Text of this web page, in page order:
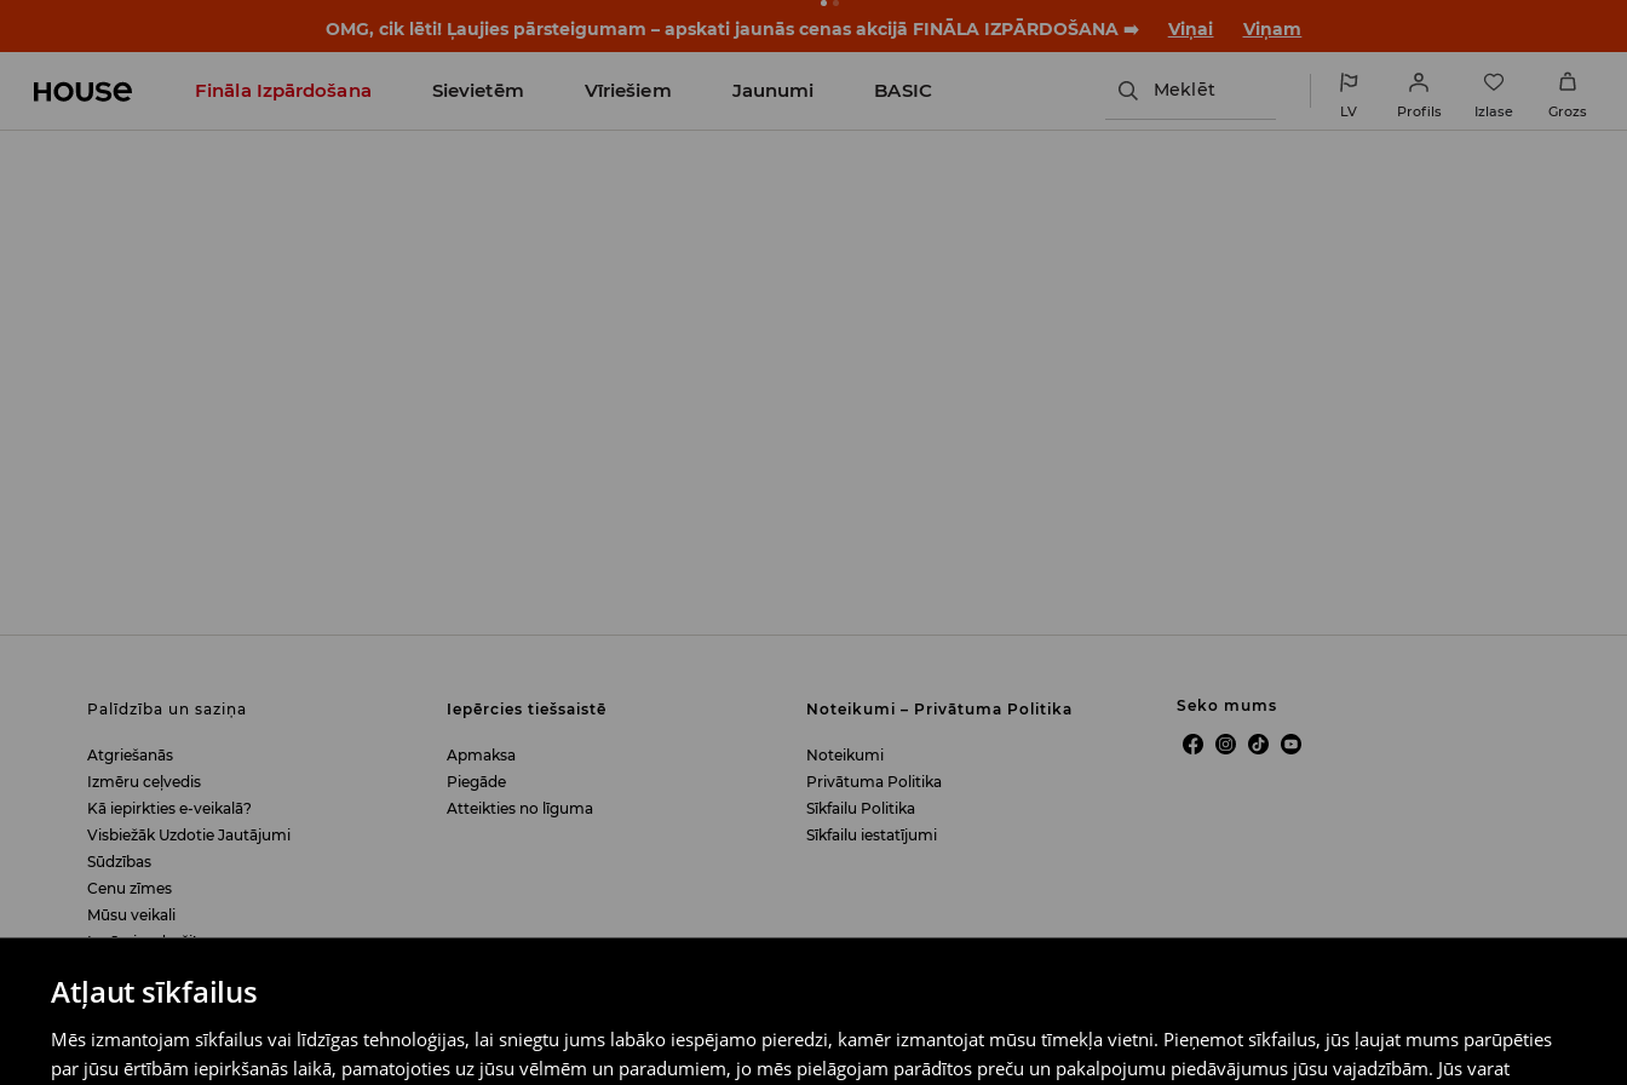
Atļaut sīkfailus
Mēs izmantojam sīkfailus vai līdzīgas tehnoloģijas, lai sniegtu jums labāko iespējamo pieredzi, kamēr izmantojat mūsu tīmekļa vietni. Pieņemot sīkfailus, jūs ļaujat mums parūpēties
par jūsu ērtībām iepirkšanās laikā, pamatojoties uz jūsu vēlmēm un paradumiem, jo mēs pielāgojam parādītos preču un pakalpojumu piedāvājumus jūsu vajadzībām. Jūs varat
OMG, cik lēti! Ļaujies pārsteigumam – apskati jaunās cenas akcijā FINĀLA IZPĀRDOŠANA ➡️ Viņai Viņam
Fināla Izpārdošana Sievietēm Vīriešiem Jaunumi BASIC Meklēt
LV Profils Izlase Grozs
Palīdzība un saziņa
Atgriešanās
Izmēru ceļvedis
Kā iepirkties e-veikalā?
Visbiežāk Uzdotie Jautājumi
Sūdzības
Cenu zīmes
Mūsu veikali
Iepērcies droši!
Iepērcies tiešsaistē
Apmaksa
Piegāde
Atteikties no līguma
Noteikumi – Privātuma Politika
Noteikumi
Privātuma Politika
Sīkfailu Politika
Sīkfailu iestatījumi
Juridiskie Jautājumi
Pasūtījuma atcelšana
Brilles – Atbilst ES prasībām
Par mums
Darbavietas
Seko mums